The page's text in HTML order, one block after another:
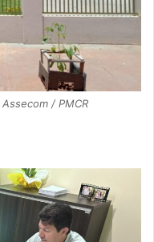
/ PMCR